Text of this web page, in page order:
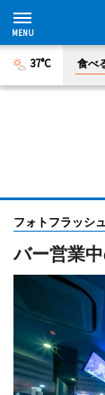
37°C 食べ
フォトフラッシュ
バー営業